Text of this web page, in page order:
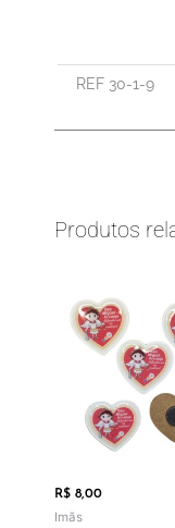
REF 30-1-9
Produtos
R$ 8,00
Imãs